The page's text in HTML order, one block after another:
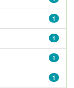
1
1
1
1